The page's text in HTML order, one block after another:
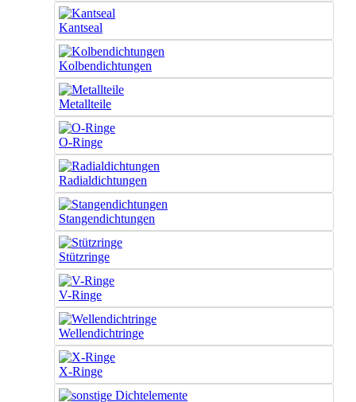
Kantseal
Kolbendichtungen
Metallteile
O-Ringe
Radialdichtungen
Stangendichtungen
Stützringe
V-Ringe
Wellendichtringe
X-Ringe